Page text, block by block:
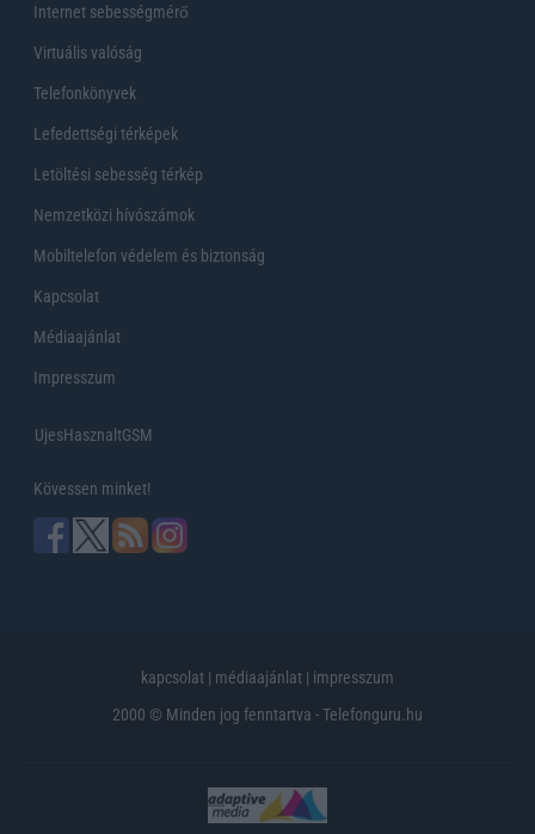
Internet sebességmérő
Virtuális valóság
Telefonkönyvek
Lefedettségi térképek
Letöltési sebesség térkép
Nemzetközi hívószámok
Mobiltelefon védelem és biztonság
Kapcsolat
Médiaajánlat
Impresszum
UjesHasznaltGSM
Kövessen minket!
kapcsolat | médiaajánlat | impresszum
2000 © Minden jog fenntartva - Telefonguru.hu